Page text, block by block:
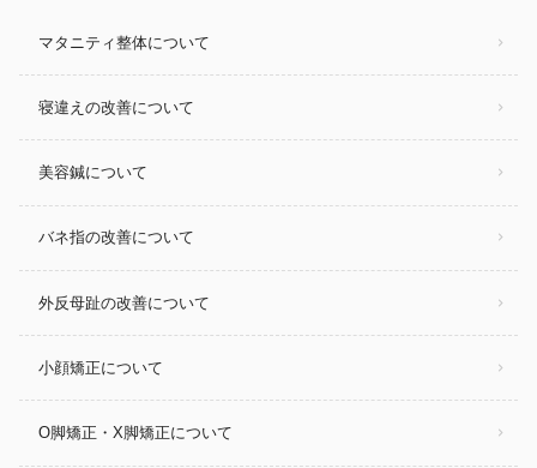
マタニティ整体について
寝違えの改善について
美容鍼について
バネ指の改善について
外反母趾の改善について
小顔矯正について
O脚矯正・X脚矯正について